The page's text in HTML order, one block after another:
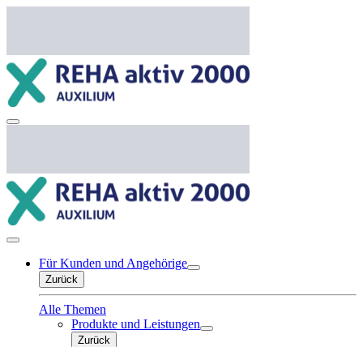
Für Kunden und Angehörige
Zurück
Alle Themen
Produkte und Leistungen
Zurück